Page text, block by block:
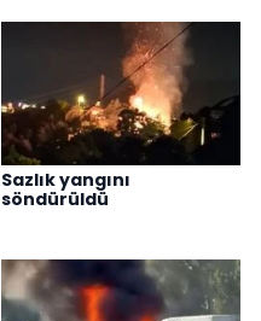
Sazlık yangını
söndürüldü